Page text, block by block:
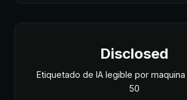
Disclosed
Etiquetado de IA legible por
50